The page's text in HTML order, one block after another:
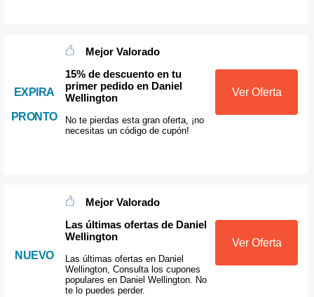
EXPIRA
PRONTO
Mejor Valorado
15% de descuento en tu
primer pedido en Daniel
Wellington
No te pierdas esta gran oferta, ¡no
necesitas un código de cupón!
Ver Oferta
NUEVO
Mejor Valorado
Las últimas ofertas de Daniel
Wellington
Las últimas ofertas en Daniel
Wellington, Consulta los cupones
populares en Daniel Wellington. No
te lo puedes perder.
Ver Oferta